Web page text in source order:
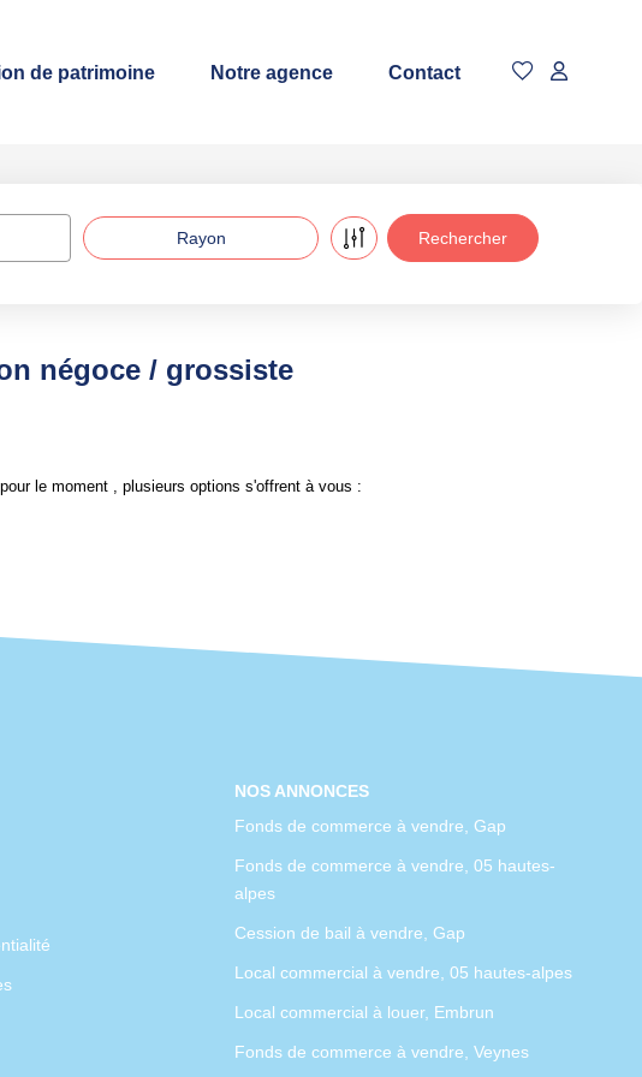
de patrimoine Notre agence Contact
Rayon
négoce / grossiste
le moment , plusieurs options s'offrent à vous :
NOS ANNONCES
Fonds de commerce à vendre, Gap
Fonds de commerce à vendre, 05 hautes-
alpes
Cession de bail à vendre, Gap
Local commercial à vendre, 05 hautes-alpes
Local commercial à louer, Embrun
Fonds de commerce à vendre, Veynes